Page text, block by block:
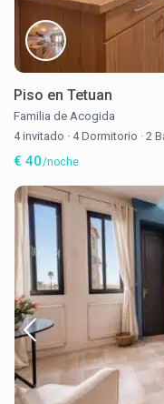
Piso en Tetuan
Familia de Acogida
4 invitado · 4 Dormitorio · 2
€ 40/noche